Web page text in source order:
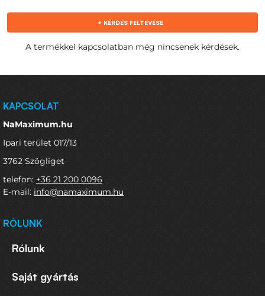
+ KÉRDÉS FELTEVÉSE
A termékkel kapcsolatban még nincsenek kérdések.
KAPCSOLAT
NaMaximum.hu
Ipari terület 017/13
3762 Szögliget
telefon: +36 21 200 0096
E-mail: info@namaximum.hu
RÓLUNK
Rólunk
Saját gyártás